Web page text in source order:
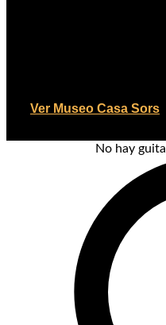
Ver Museo Casa Sors
No hay